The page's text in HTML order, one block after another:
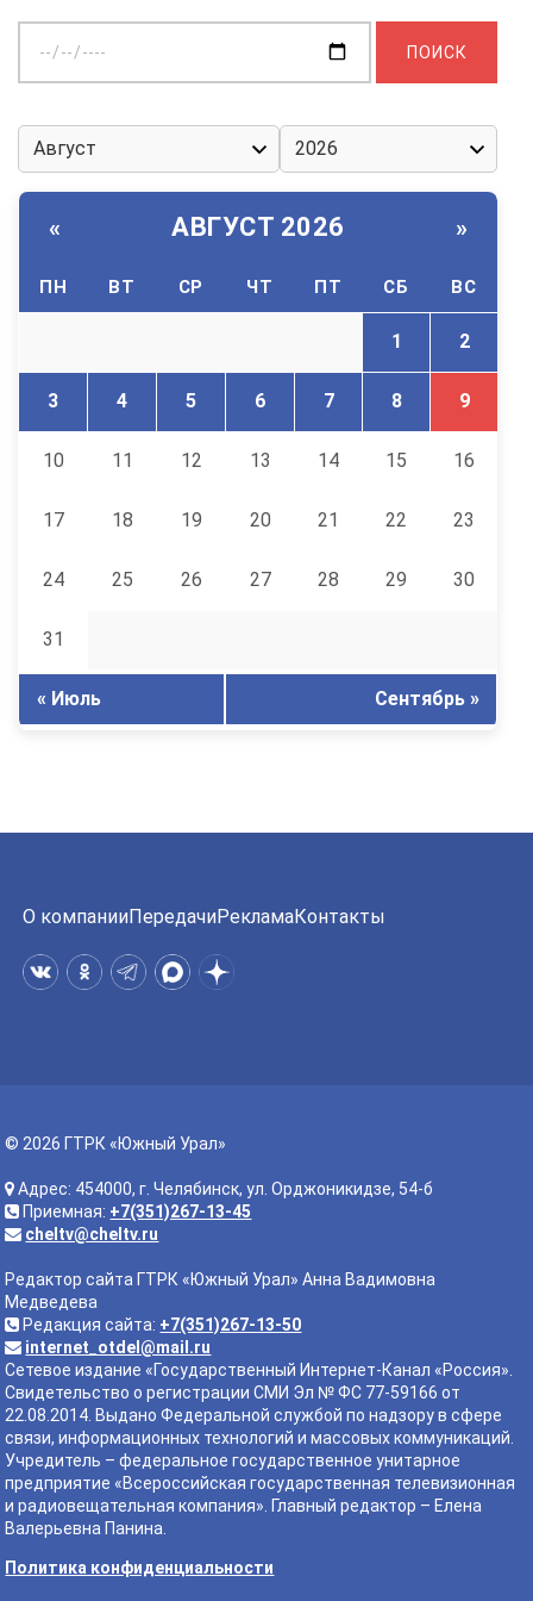
дату:
« АВГУСТ 2026 »
ПН ВТ СР ЧТ ПТ СБ ВС
1 2
3 4 5 6 7 8 9
10 11 12 13 14 15 16
17 18 19 20 21 22 23
24 25 26 27 28 29 30
31
« Июль Сентябрь »
О компанииПередачиРекламаКонтакты
© 2026 ГТРК «Южный Урал»
Адрес: 454000, г. Челябинск, ул. Орджоникидзе, 54-б
Приемная: +7(351)267-13-45
cheltv@cheltv.ru
Редактор сайта ГТРК «Южный Урал» Анна Вадимовна
Медведева
Редакция сайта: +7(351)267-13-50
internet_otdel@mail.ru
Сетевое издание «Государственный Интернет-Канал «Россия».
Свидетельство о регистрации СМИ Эл № ФС 77-59166 от
22.08.2014. Выдано Федеральной службой по надзору в сфере
связи, информационных технологий и массовых коммуникаций.
Учредитель – федеральное государственное унитарное
предприятие «Всероссийская государственная телевизионная
и радиовещательная компания». Главный редактор – Елена
Валерьевна Панина.
Политика конфиденциальности